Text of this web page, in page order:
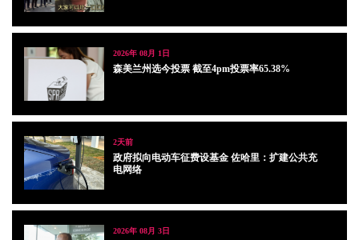
2026年 08月 1日
森美兰州选今投票 截至4pm投票率65.38%
2天前
政府拟向电动车征费设基金 佐哈里：扩建公共充
电网络
2026年 08月 3日